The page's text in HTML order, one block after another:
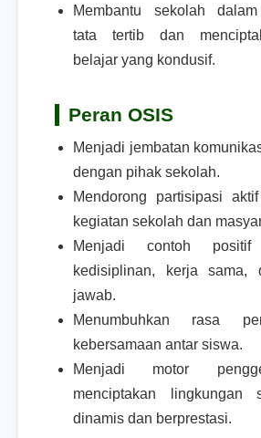
Membantu sekolah
tata tertib dan
belajar yang kondusif.
Peran OSIS
Menjadi jembatan
dengan pihak sekolah.
Mendorong partisipasi
kegiatan sekolah dan
Menjadi contoh
kedisiplinan, kerja sama,
jawab.
Menumbuhkan rasa
kebersamaan antar siswa.
Menjadi motor
menciptakan lingkungan
dinamis dan berprestasi.